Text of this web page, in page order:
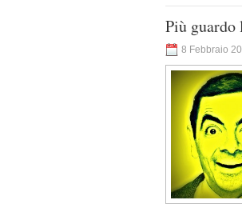
Più guardo
8 Febbraio